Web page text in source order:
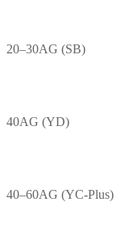
20–30AG (SB)
40AG (YD)
40–60AG (YC-Plus)